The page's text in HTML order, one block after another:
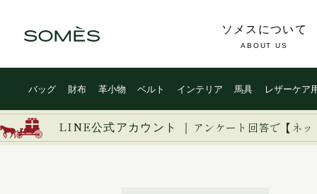
バッグ 財布 革小物 ベルト インテリア 馬具 レザーケア
ソメスについて
ABOUT US
LINE公式アカウント ｜ アンケート回答で【ネ